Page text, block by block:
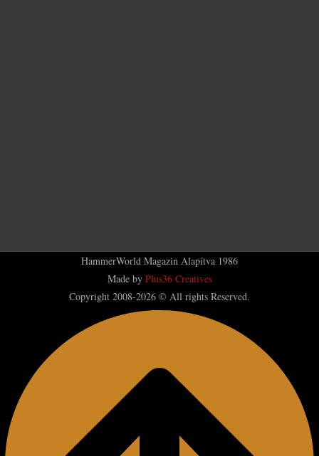
HammerWorld Magazin Alapítva 1986
Made by Plus36 Creatives
Copyright 2008-2026 © All rights Reserved.